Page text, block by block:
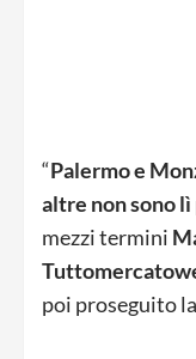
“Palermo e
altre non sono lì
mezzi termini
poi proseguito